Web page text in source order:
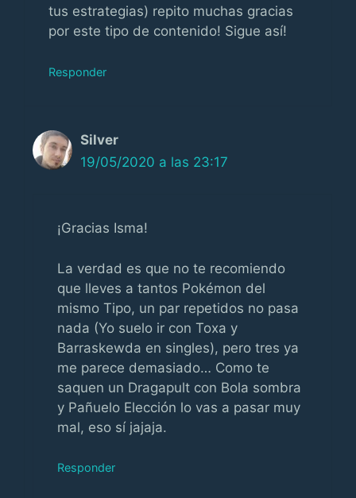
tus estrategias) repito muchas gracias
por este tipo de contenido! Sigue así!
Responder
Silver
19/05/2020 a las 23:17
¡Gracias Isma!
La verdad es que no te recomiendo
que lleves a tantos Pokémon del
mismo Tipo, un par repetidos no pasa
nada (Yo suelo ir con Toxa y
Barraskewda en singles), pero tres ya
me parece demasiado… Como te
saquen un Dragapult con Bola sombra
y Pañuelo Elección lo vas a pasar muy
mal, eso sí jajaja.
Responder